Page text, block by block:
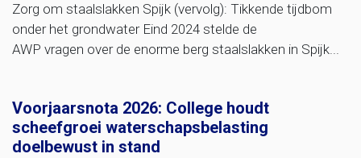
Zorg om staalslakken Spijk (vervolg): Tikkende tijdbom
onder het grondwater Eind 2024 stelde de
AWP vragen over de enorme berg staalslakken in Spijk...
Voorjaarsnota 2026: College houdt
scheefgroei waterschapsbelasting
doelbewust in stand